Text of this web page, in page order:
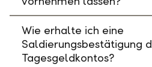
Wie erhalte ich eine
Saldierungsbestätigung
Tagesgeldkontos?